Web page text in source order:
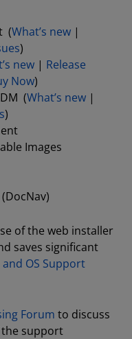
(What’s new |
)
new | Release
Now)
(What’s new |
)
Images
of the web installer
saves significant
OS Support
Forum to discuss
support